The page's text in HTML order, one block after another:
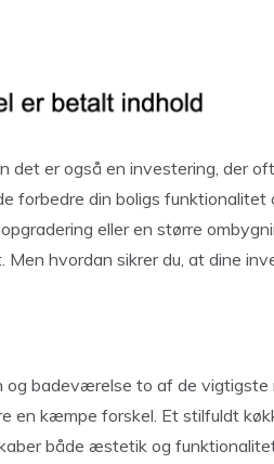
det er også en investering, der
forbedre din boligs funktionalitet
eller en større
hvordan sikrer du, at dine
og badeværelse to af de vigtigste
en kæmpe forskel. Et stilfuldt
både æstetik og